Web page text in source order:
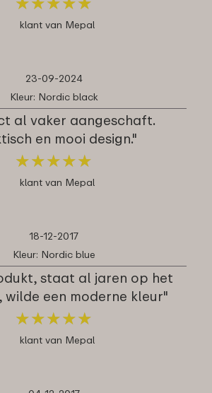
klant van Mepal
23-09-2024
Kleur: Nordic black
al vaker aangeschaft.
en mooi design."
★★★★★
★★★★★
klant van Mepal
18-12-2017
Kleur: Nordic blue
staat al jaren op het
wilde een moderne kleur"
★★★★★
★★★★★
klant van Mepal